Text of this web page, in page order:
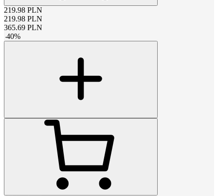
219.98 PLN
219.98 PLN
365.69 PLN
-40%